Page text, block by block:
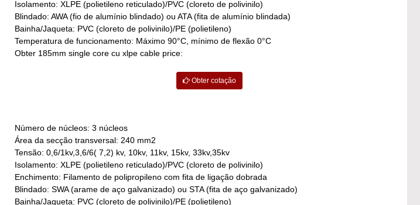
Isolamento: XLPE (polietileno reticulado)/PVC (cloreto de polivinilo)
Blindado: AWA (fio de alumínio blindado) ou ATA (fita de alumínio blindada)
Bainha/Jaqueta: PVC (cloreto de polivinilo)/PE (polietileno)
Temperatura de funcionamento: Máximo 90°C, mínimo de flexão 0°C
Obter 185mm single core cu xlpe cable price:
Obter cotação
Número de núcleos: 3 núcleos
Área da secção transversal: 240 mm2
Tensão: 0,6/1kv,3,6/6( 7,2) kv, 10kv, 11kv, 15kv, 33kv,35kv
Isolamento: XLPE (polietileno reticulado)/PVC (cloreto de polivinilo)
Enchimento: Filamento de polipropileno com fita de ligação dobrada
Blindado: SWA (arame de aço galvanizado) ou STA (fita de aço galvanizado)
Bainha/Jaqueta: PVC (cloreto de polivinilo)/PE (polietileno)